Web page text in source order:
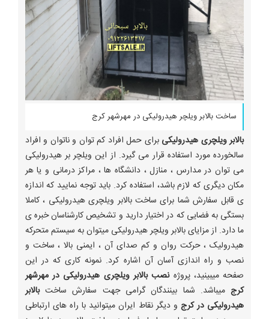
ساخت بالابر ویلچر هیدرولیکی در مهرشهر کرج
بالابر ویلچری هیدرولیکی برای حمل افراد کم توان و ناتوان و افراد
سالخورده مورد استفاده قرار می گیرد. از این ویلچر بر هیدرولیکی
می توان در مدارس ، منازل ، دانشگاه ها ، مراکز درمانی و یا هر
مکان دیگری که لازم باشد، استفاده کرد. باید توجه نمایید که اندازه
ی قابل سفارش شما برای ساخت بالابر ویلچری هیدرولیکی ، کاملا
بستگی به فضایی که در اختیار دارید و تشخیص کارشناسان خبره ی
ما دارد. از مزایای بالابر ویلچر هیدرولیکی میتوان به سیستم متحرکه
هیدرولیک ، حرکت روان و کم صدای آن ، ایمنی بالا ، ساخت و
نصب و راه اندازی آسان آن اشاره کرد. نمونه کاری که در این
صفحه میبینید، پروژهنصب بالابر ویلچری هیدرولیکی در مهرشهر
کرجمیباشد. شما بینندگان گرامی جهت سفارش ساختبالابر
هیدرولیکی در کرجو دیگر نقاط ایران میتوانید با راه های ارتباطی